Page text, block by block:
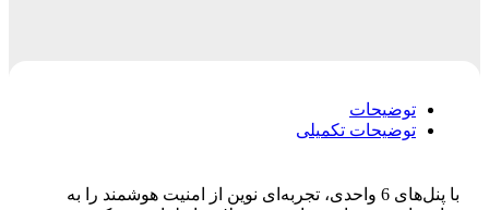
توضیحات
توضیحات تکمیلی
با پنل‌های 6 واحدی، تجربه‌ای نوین از امنیت هوشمند را به